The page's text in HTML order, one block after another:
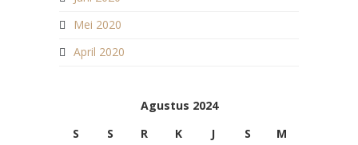
Mei 2020
April 2020
Agustus 2024
S
S R K J S
M